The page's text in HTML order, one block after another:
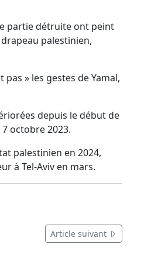
partie détruite ont peint
palestinien,
» les gestes de Yamal,
depuis le début de
octobre 2023.
palestinien en 2024,
à Tel-Aviv en mars.
Article suivant